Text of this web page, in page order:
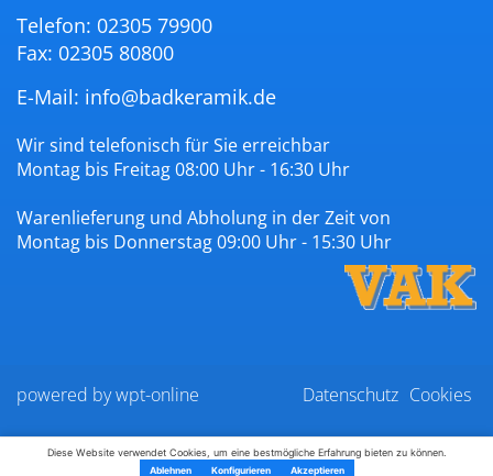
Telefon: 02305 79900
Fax: 02305 80800
E-Mail: info@badkeramik.de
Wir sind telefonisch für Sie erreichbar
Montag bis Freitag 08:00 Uhr - 16:30 Uhr
Warenlieferung und Abholung in der Zeit von
Montag bis Donnerstag 09:00 Uhr - 15:30 Uhr
powered by wpt-online Cookies
Datenschutz
Impressum
Kontakt
Diese Website verwendet Cookies, um eine bestmögliche Erfahrung bieten zu können.
Ablehnen Konfigurieren Akzeptieren